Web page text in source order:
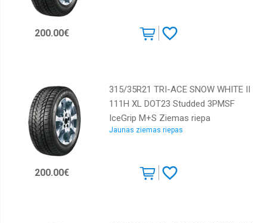
200.00€
315/35R21 TRI-ACE SNOW WHITE II
111H XL DOT23 Studded 3PMSF
IceGrip M+S Ziemas riepa
Jaunas ziemas riepas
200.00€